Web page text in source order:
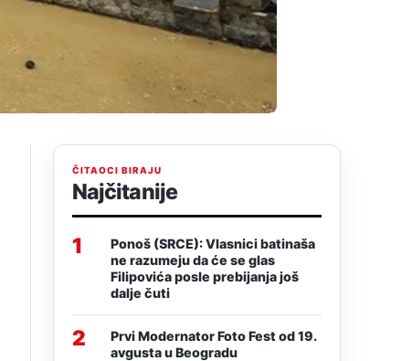
ČITAOCI BIRAJU
Najčitanije
1
Ponoš (SRCE): Vlasnici batinaša
ne razumeju da će se glas
Filipovića posle prebijanja još
dalje čuti
2
Prvi Modernator Foto Fest od 19.
avgusta u Beogradu